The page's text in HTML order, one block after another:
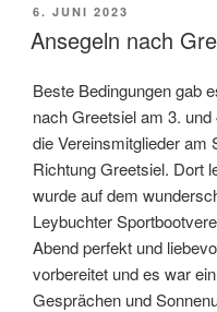
VERÖFFENTLICHT
AM
6. JUNI 2023
Ansegeln nach
Beste Bedingungen gab
nach Greetsiel am 3.
die Vereinsmitglieder am
Richtung Greetsiel. Dort
wurde auf dem
Leybuchter
Abend perfekt und
vorbereitet und es war
Gesprächen und